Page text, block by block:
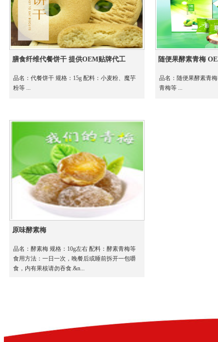
膳食纤维代餐饼干 提供OEM贴牌代工
品名：代餐饼干 规格：15g 配料：小麦粉、魔芋
粉等 ...
随便果酵素青梅
品名：随便果酵素青
青梅等 ...
原味酵素梅
品名：酵素梅 规格：10g左右 配料：酵素青梅等
食用方法：一日一次，晚餐后或睡前拆开一包嚼
食，内有果核请勿吞食.&n...